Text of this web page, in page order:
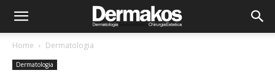
Home Dermatologia
Dermatologia